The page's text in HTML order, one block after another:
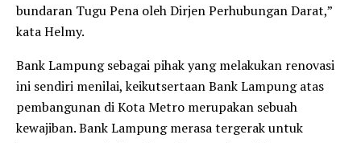
bundaran Tugu Pena oleh Dirjen Perhubungan Darat,”
kata Helmy.
Bank Lampung sebagai pihak yang melakukan renovasi
ini sendiri menilai, keikutsertaan Bank Lampung atas
pembangunan di Kota Metro merupakan sebuah
kewajiban. Bank Lampung merasa tergerak untuk